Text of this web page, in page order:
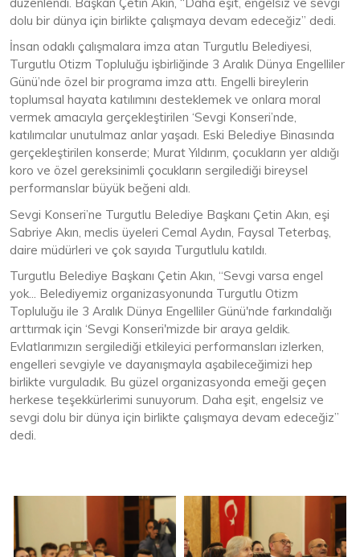
dolu bir dünya için birlikte çalışmaya devam edeceğiz” dedi.
İnsan odaklı çalışmalara imza atan Turgutlu Belediyesi,
Turgutlu Otizm Topluluğu işbirliğinde 3 Aralık Dünya Engelliler
Günü’nde özel bir programa imza attı. Engelli bireylerin
toplumsal hayata katılımını desteklemek ve onlara moral
vermek amacıyla gerçekleştirilen ‘Sevgi Konseri’nde,
katılımcılar unutulmaz anlar yaşadı. Eski Belediye Binasında
gerçekleştirilen konserde; Murat Yıldırım, çocukların yer aldığı
koro ve özel gereksinimli çocukların sergilediği bireysel
performanslar büyük beğeni aldı.
Sevgi Konseri’ne Turgutlu Belediye Başkanı Çetin Akın, eşi
Sabriye Akın, meclis üyeleri Cemal Aydın, Faysal Teterbaş,
daire müdürleri ve çok sayıda Turgutlulu katıldı.
Turgutlu Belediye Başkanı Çetin Akın, “Sevgi varsa engel
yok... Belediyemiz organizasyonunda Turgutlu Otizm
Topluluğu ile 3 Aralık Dünya Engelliler Günü'nde farkındalığı
arttırmak için ‘Sevgi Konseri'mizde bir araya geldik.
Evlatlarımızın sergilediği etkileyici performansları izlerken,
engelleri sevgiyle ve dayanışmayla aşabileceğimizi hep
birlikte vurguladık. Bu güzel organizasyonda emeği geçen
herkese teşekkürlerimi sunuyorum. Daha eşit, engelsiz ve
sevgi dolu bir dünya için birlikte çalışmaya devam edeceğiz”
dedi.